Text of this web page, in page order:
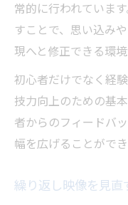
常的に行われていま
すことで、思い込み
現へと修正できる環境
初心者だけでなく経
技力向上のための基
者からのフィードバ
幅を広げることができ
繰り返し映像を見直